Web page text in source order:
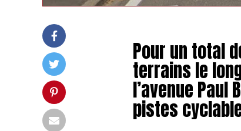
Pour un total
terrains le
l’avenue
pistes